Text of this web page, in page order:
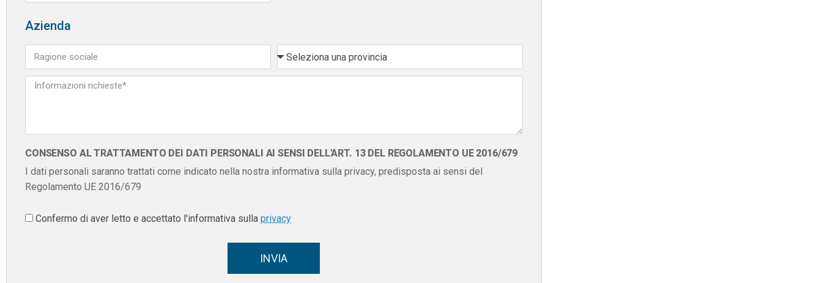
Azienda
CONSENSO AL TRATTAMENTO DEI DATI PERSONALI AI SENSI DELL'ART. 13 DEL REGOLAMENTO UE 2016/679
I dati personali saranno trattati come indicato nella nostra informativa sulla privacy, predisposta ai sensi del
Regolamento UE 2016/679
Confermo di aver letto e accettato l'informativa sulla privacy
INVIA